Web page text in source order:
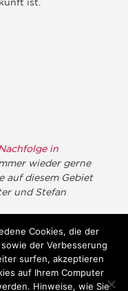
ist.
in
wieder gerne
auf diesem Gebiet
und Stefan
Cookies, die der
der Verbesserung
surfen, akzeptieren
auf Ihrem Computer
Hinweise, wie Sie